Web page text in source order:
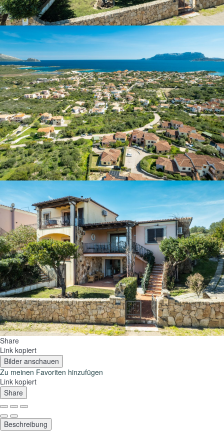
Share
Link kopiert
Bilder anschauen
Zu meinen Favoriten hinzufügen
Link kopiert
Share
Beschreibung